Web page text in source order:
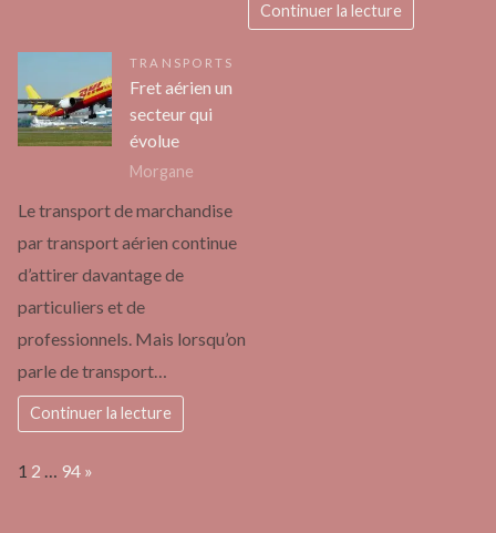
Continuer la lecture
TRANSPORTS
Fret aérien un
secteur qui
évolue
Morgane
Le transport de marchandise
par transport aérien continue
d’attirer davantage de
particuliers et de
professionnels. Mais lorsqu’on
parle de transport…
Continuer la lecture
Page:
1 2 … 94 Next
»